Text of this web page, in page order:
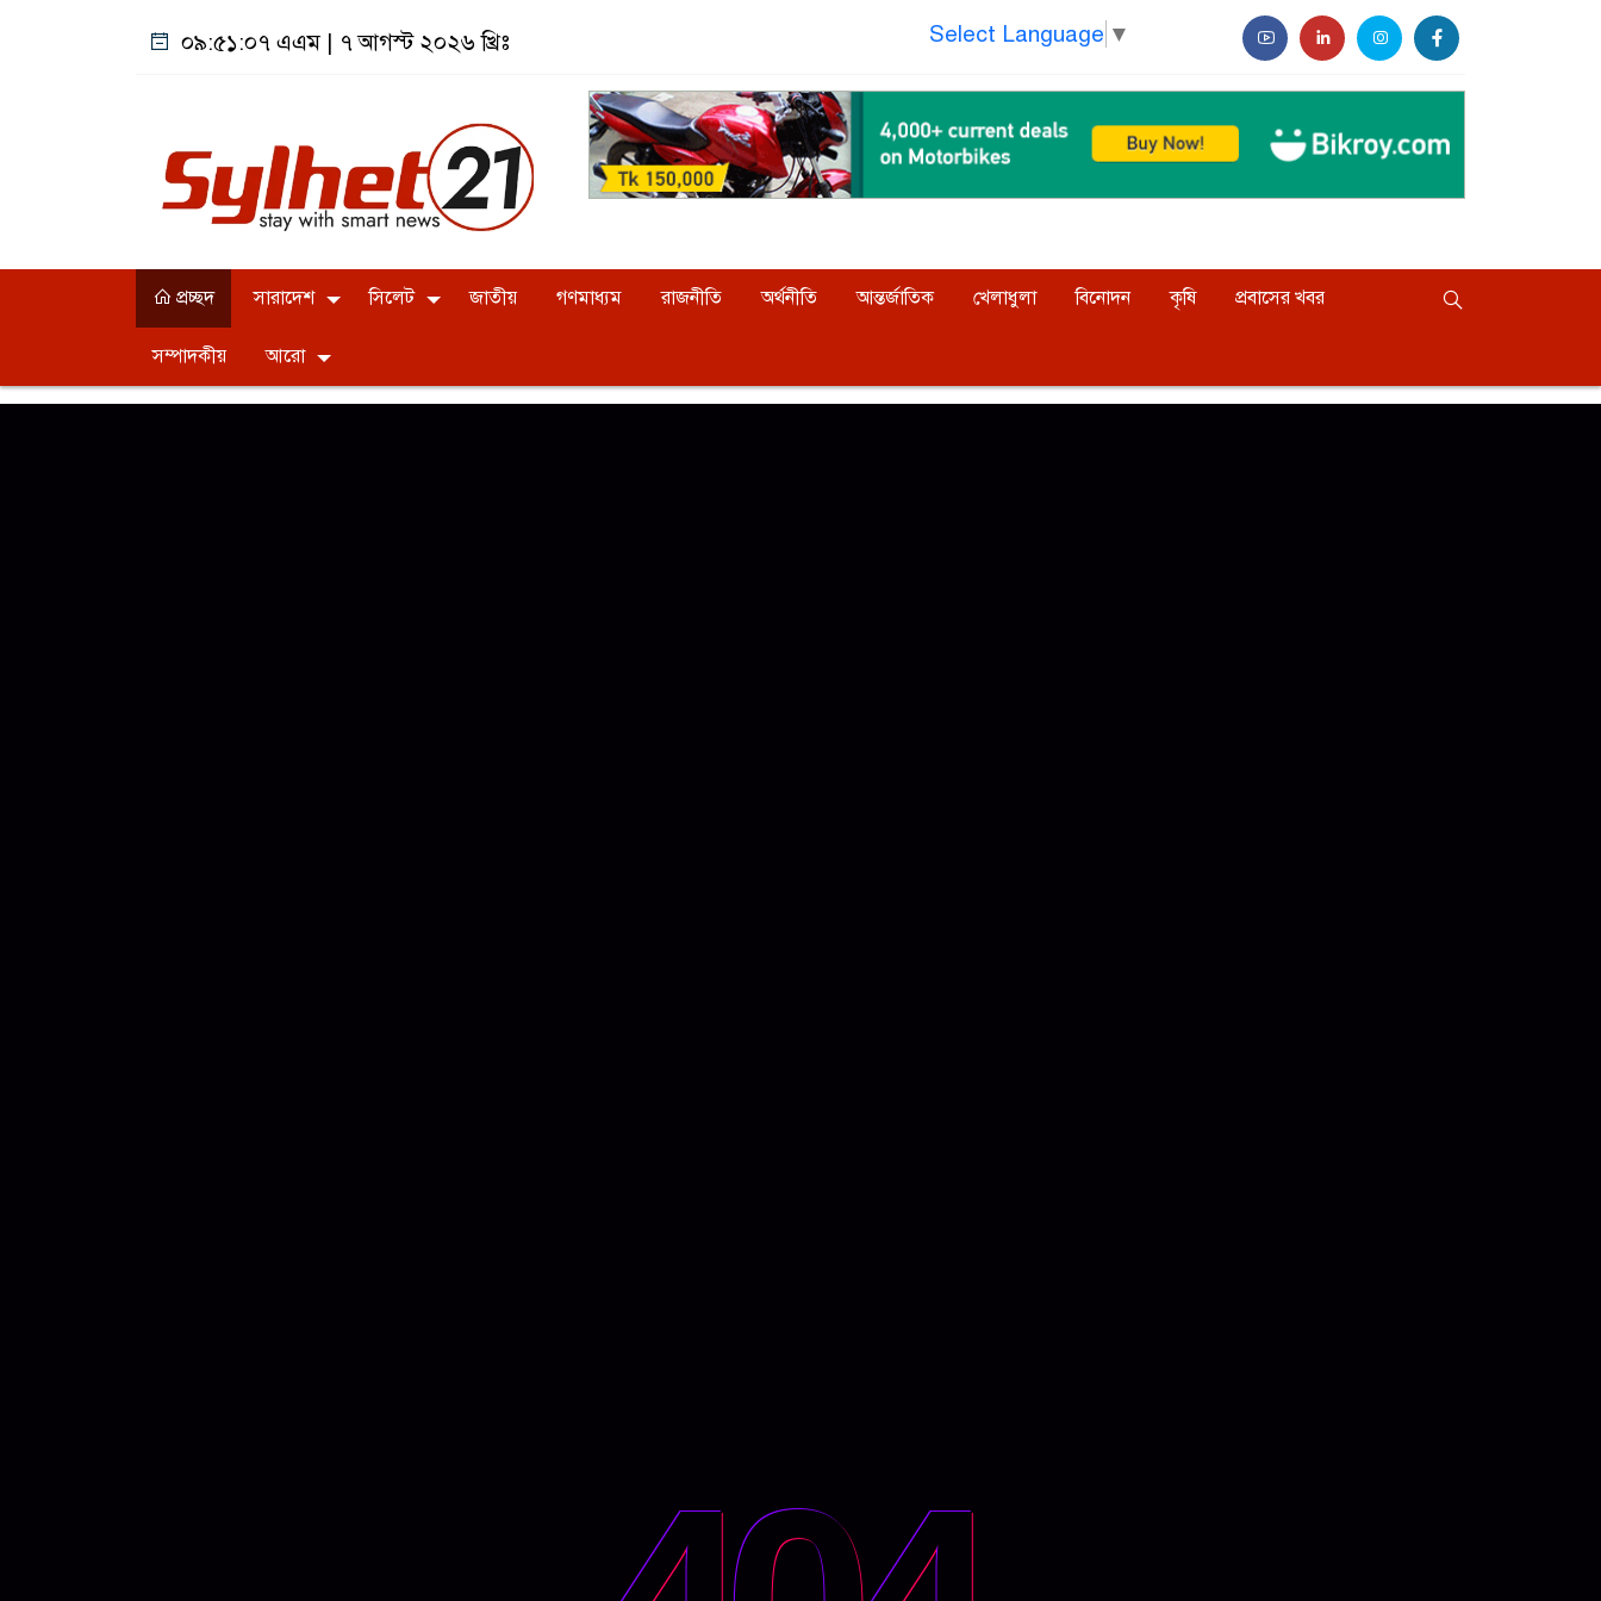
০৯:৫১:০৭ এএম | ৭ আগস্ট ২০২৬ খ্রিঃ Select Language ▼
প্রচ্ছদ সারাদেশ সিলেট জাতীয় গণমাধ্যম রাজনীতি অর্থনীতি আন্তর্জাতিক খেলাধুলা বিনোদন কৃষি প্রবাসের খবর
সম্পাদকীয় আরো